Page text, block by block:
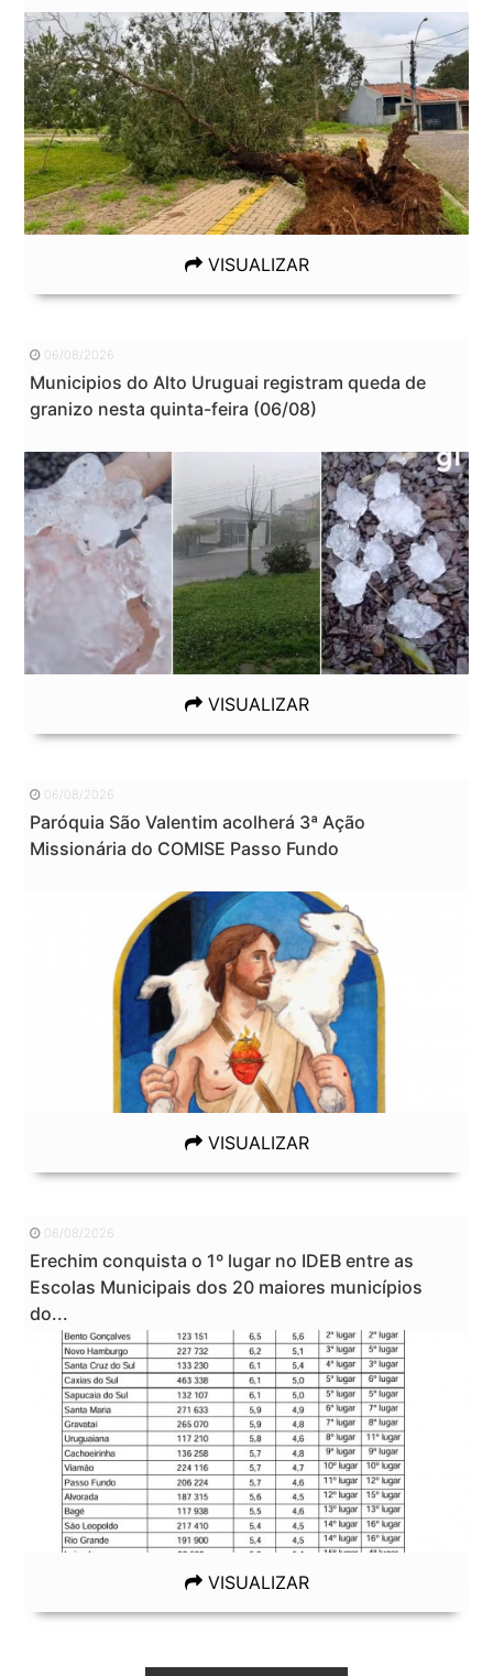
VISUALIZAR
06/08/2026
Municipios do Alto Uruguai registram queda de
granizo nesta quinta-feira (06/08)
VISUALIZAR
06/08/2026
Paróquia São Valentim acolherá 3ª Ação
Missionária do COMISE Passo Fundo
VISUALIZAR
06/08/2026
Erechim conquista o 1º lugar no IDEB entre as
Escolas Municipais dos 20 maiores municípios
do...
VISUALIZAR